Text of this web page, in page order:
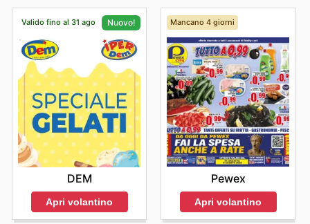
Valido fino al 31 ago Nuovo!
DEM
Apri volantino
Mancano 4 giorni
Pewex
Apri volantino